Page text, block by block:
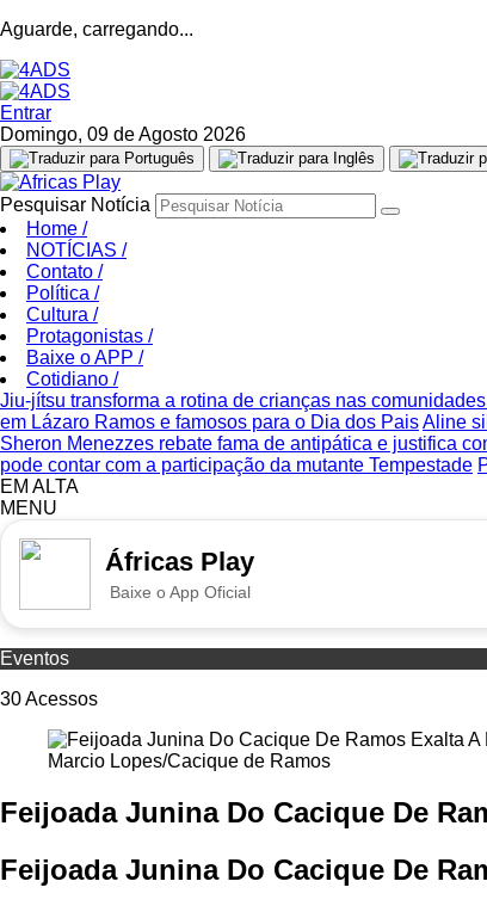
Aguarde, carregando...
Entrar
Domingo, 09 de Agosto 2026
Pesquisar Notícia
Home /
NOTÍCIAS /
Contato /
Política /
Cultura /
Protagonistas /
Baixe o APP /
Cotidiano /
Jiu-jítsu transforma a rotina de crianças nas
em Lázaro Ramos e famosos para o Dia dos PaisAline
Sheron Menezzes rebate fama de antipática e justifica
pode contar com a participação da mutante Tempestade
EM ALTA
MENU
Áfricas Play
Baixe o App Oficial
Eventos
30Acessos
Marcio Lopes/Cacique de Ramos
Feijoada Junina Do Cacique De
Feijoada Junina Do Cacique De